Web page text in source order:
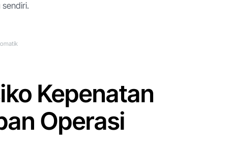
Kepenatan
Operasi